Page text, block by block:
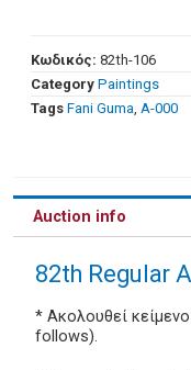
Κωδικός: 82th-106
Category Paintings
Tags Fani Guma Α-000
Auction info
82th Regular
* Ακολουθεί
follows).